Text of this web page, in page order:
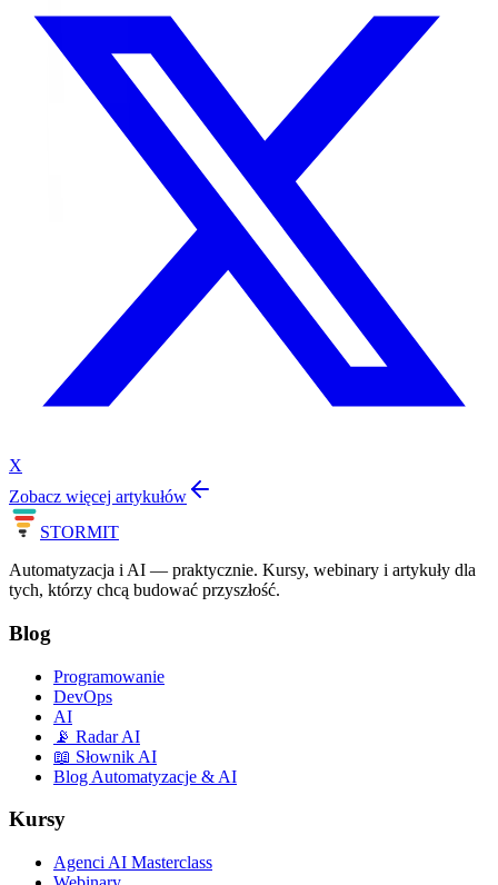
X
Zobacz więcej artykułów
STORMIT
Automatyzacja i AI — praktycznie. Kursy, webinary i artykuły dla
tych, którzy chcą budować przyszłość.
Blog
Programowanie
DevOps
AI
📡 Radar AI
📖 Słownik AI
Blog Automatyzacje & AI
Kursy
Agenci AI Masterclass